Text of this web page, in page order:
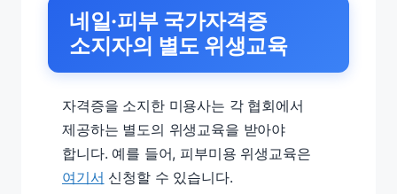
네일·피부 국가자격증
소지자의 별도 위생교육
자격증을 소지한 미용사는 각 협회에서
제공하는 별도의 위생교육을 받아야
합니다. 예를 들어, 피부미용 위생교육은
여기서 신청할 수 있습니다.